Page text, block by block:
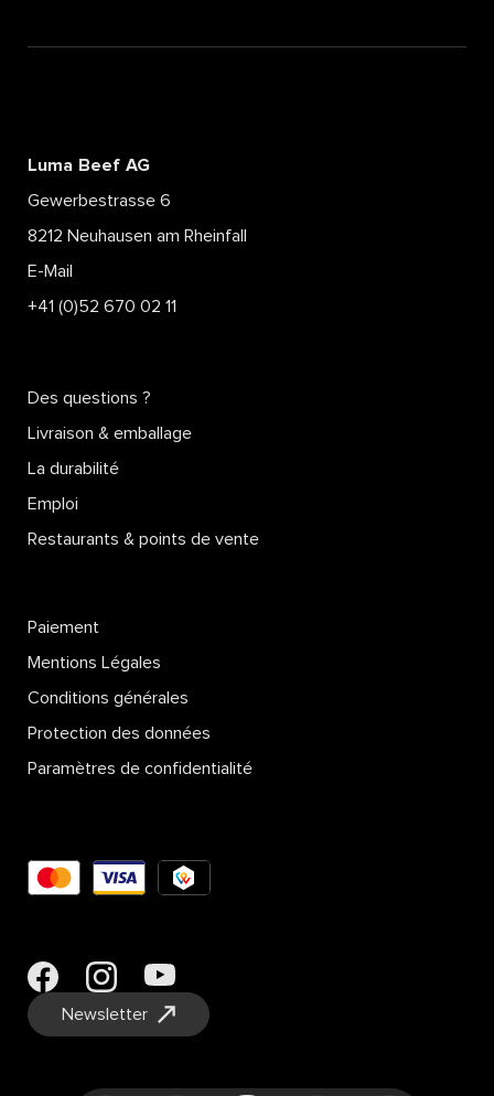
Luma Beef AG
Gewerbestrasse 6
8212 Neuhausen am Rheinfall
E-Mail
+41 (0)52 670 02 11
Des questions ?
Livraison & emballage
La durabilité
Emploi
Restaurants & points de vente
Paiement
Mentions Légales
Conditions générales
Protection des données
Paramètres de confidentialité
Newsletter